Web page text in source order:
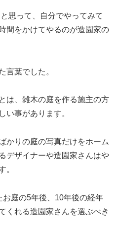
思って、自分でやってみて
間をかけてやるのが造園家の
言葉でした。
は、雑木の庭を作る施主の方
い事があります。
かりの庭の写真だけをホーム
デザイナーや造園家さんはや
。
庭の5年後、10年後の経年
くれる造園家さんを選ぶべき